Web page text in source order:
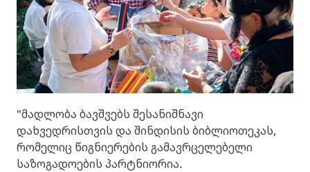
"მადლობა ბავშვებს შესანიშნავი
დახვედრისთვის და შინდისის ბიბლიოთეკას,
რომელიც წიგნიერების გამავრცელებელი
საზოგადოების პარტნიორია.